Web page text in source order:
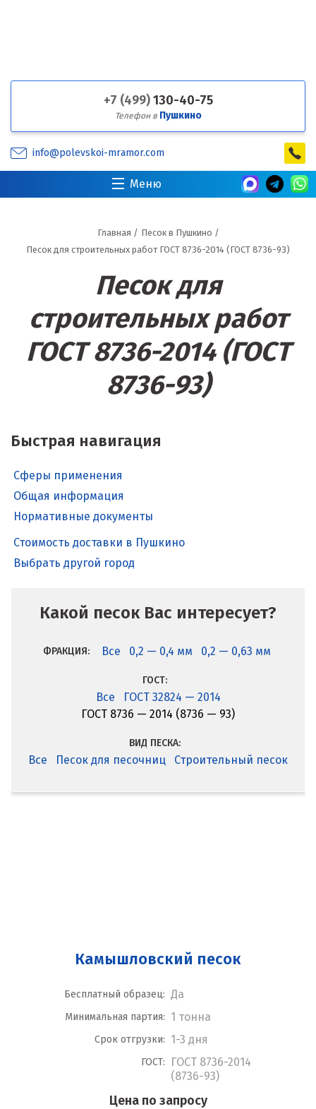
+7 (499)130-40-75
Телефон в Пушкино
info@polevskoi-mramor.com
Меню
Главная / Песок в Пушкино /
Песок для строительных работ ГОСТ 8736-2014 (ГОСТ 8736-93)
Песок для
строительных работ
ГОСТ 8736-2014 (ГОСТ
8736-93)
Быстрая навигация
Сферы применения
Общая информация
Нормативные документы
Стоимость доставки в Пушкино
Выбрать другой город
Какой песок Вас интересует?
ФРАКЦИЯ: Все 0,2 — 0,4 мм 0,2 — 0,63 мм
ГОСТ:
Все
ГОСТ 32824 — 2014
ГОСТ 8736 — 2014 (8736 — 93)
ВИД ПЕСКА:
Все Песок для песочниц Строительный песок
Камышловский песок
Бесплатный образец: Да
Минимальная партия: 1 тонна
Срок отгрузки: 1-3 дня
ГОСТ:
ГОСТ 8736-2014
(8736-93)
Цена по запросу